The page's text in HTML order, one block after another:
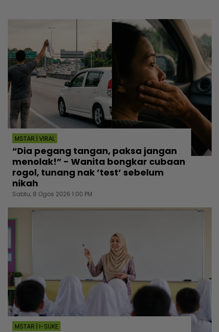
MSTAR | VIRAL
“Dia pegang tangan, paksa jangan
menolak!” - Wanita bongkar cubaan
rogol, tunang nak ’test’ sebelum
nikah
Sabtu, 8 Ogos 2026 1:00 PM
MSTAR | I-SUKE